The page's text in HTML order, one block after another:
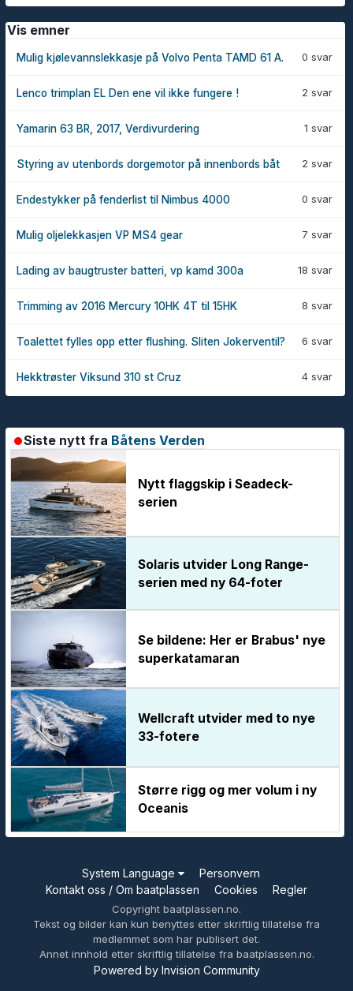
Vis emner
0 svar
Mulig kjølevannslekkasje på Volvo Penta TAMD 61 A.
2 svar
Lenco trimplan EL Den ene vil ikke fungere !
1 svar
Yamarin 63 BR, 2017, Verdivurdering
2 svar
Styring av utenbords dorgemotor på innenbords båt
0 svar
Endestykker på fenderlist til Nimbus 4000
7 svar
Mulig oljelekkasjen VP MS4 gear
18 svar
Lading av baugtruster batteri, vp kamd 300a
8 svar
Trimming av 2016 Mercury 10HK 4T til 15HK
6 svar
Toalettet fylles opp etter flushing. Sliten Jokerventil?
4 svar
Hekktrøster Viksund 310 st Cruz
Siste nytt fra Båtens Verden
Nytt flaggskip i Seadeck-
serien
Solaris utvider Long Range-
serien med ny 64-foter
Se bildene: Her er Brabus' nye
superkatamaran
Wellcraft utvider med to nye
33-fotere
Større rigg og mer volum i ny
Oceanis
System Language
Personvern
Kontakt oss / Om baatplassen
Cookies Regler
Copyright baatplassen.no.
Tekst og bilder kan kun benyttes etter skriftlig tillatelse fra
medlemmet som har publisert det.
Annet innhold etter skriftlig tillatelse fra baatplassen.no.
Powered by Invision Community